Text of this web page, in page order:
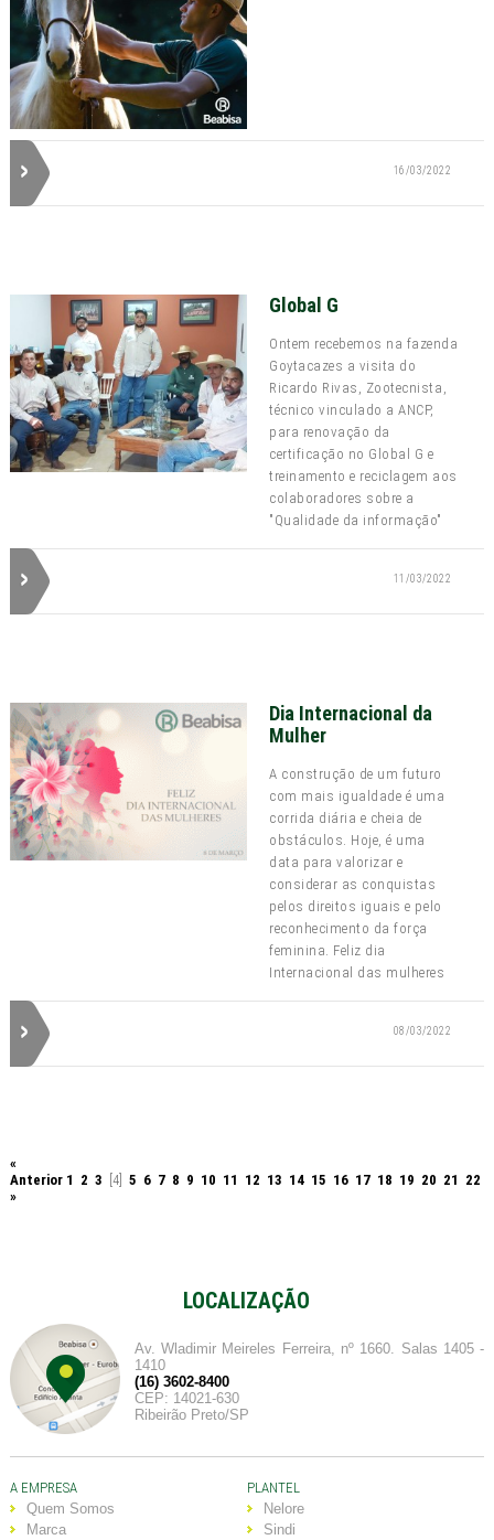
16/03/2022
Global G
Ontem recebemos na fazenda
Goytacazes a visita do
Ricardo Rivas, Zootecnista,
técnico vinculado a ANCP,
para renovação da
certificação no Global G e
treinamento e reciclagem aos
colaboradores sobre a
"Qualidade da informação"
11/03/2022
Dia Internacional da
Mulher
A construção de um futuro
com mais igualdade é uma
corrida diária e cheia de
obstáculos. Hoje, é uma
data para valorizar e
considerar as conquistas
pelos direitos iguais e pelo
reconhecimento da força
feminina. Feliz dia
Internacional das mulheres
08/03/2022
«
Anterior 1 2 3 [4] 5 6 7 8 9 10 11 12 13 14 15 16 17 18 19 20 21 22
»
LOCALIZAÇÃO
Av. Wladimir Meireles Ferreira, nº 1660. Salas 1405 -
1410
(16) 3602-8400
CEP: 14021-630
Ribeirão Preto/SP
A EMPRESA
Quem Somos
Marca
PLANTEL
Nelore
Sindi